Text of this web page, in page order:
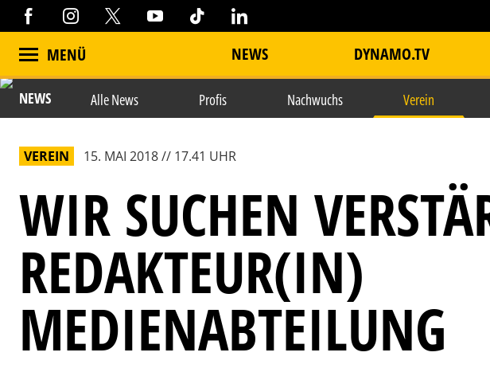
MENÜ NEWS DYNAMO.TV
NEWS Alle News Profis Nachwuchs Verein
VEREIN 15. MAI 2018 // 17.41 UHR
WIR SUCHEN
REDAKTEUR(IN)
MEDIENABTEILUNG